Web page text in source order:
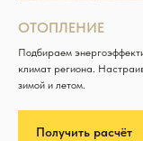
ОТОПЛЕНИЕ
Подбираем
климат региона.
зимой и летом.
Получить расчёт